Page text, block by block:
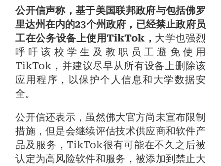
公开信声称，基于美国联邦政府与包括佛罗
里达州在内的23个州政府，已经禁止政府员
工在公务设备上使用TikTok， 大学也强烈
呼吁该校学生及教职员工避免使用
TikTok，并建议尽早从所有设备上删除该
应用程序，以保护个人信息和大学数据安
全。
公开信还表示，虽然佛大官方尚未宣布限制
措施，但是会继续评估技术供应商和软件产
品及服务，TikTok很有可能在不久之后被
认定为高风险软件和服务，被添加到禁止大